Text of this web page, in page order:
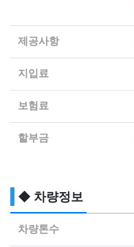
제공사항
지입료
보험료
할부금
◆ 차량정보
차량톤수